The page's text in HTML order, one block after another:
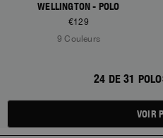
WELLINGTON - POLO
€129
9 Couleurs
24 DE 31
VOIR